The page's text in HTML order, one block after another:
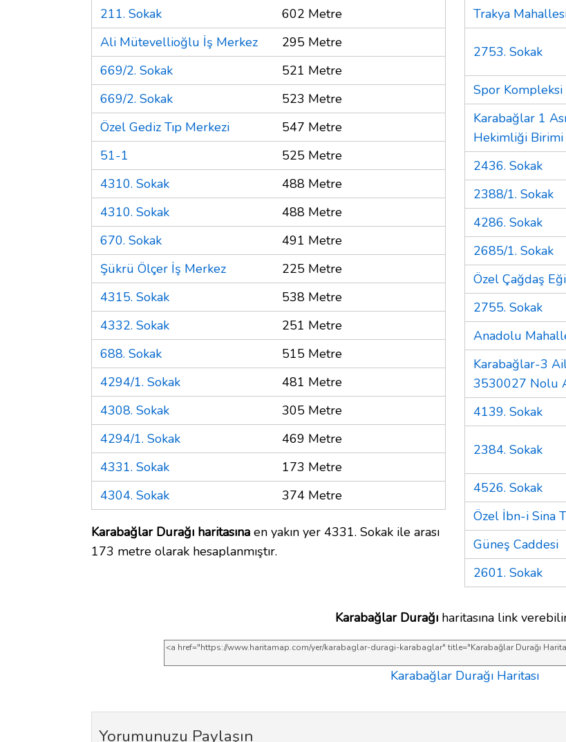
211. Sokak
602 Metre
Ali Mütevellioğlu İş Merkez
295 Metre
669/2. Sokak
521 Metre
669/2. Sokak
523 Metre
Özel Gediz Tıp Merkezi
547 Metre
51-1
525 Metre
4310. Sokak
488 Metre
4310. Sokak
488 Metre
670. Sokak
491 Metre
Şükrü Ölçer İş Merkez
225 Metre
4315. Sokak
538 Metre
4332. Sokak
251 Metre
688. Sokak
515 Metre
4294/1. Sokak
481 Metre
4308. Sokak
305 Metre
4294/1. Sokak
469 Metre
4331. Sokak
173 Metre
4304. Sokak
374 Metre
Karabağlar Durağı haritasına en yakın yer 4331. Sokak ile arası
173 metre olarak hesaplanmıştır.
Trakya
2753. Sokak
Spor Kompleksi
Karabağlar 1
Hekimliği Birimi
2436. Sokak
2388/1. Sokak
4286. Sokak
2685/1. Sokak
Özel Çağdaş
2755. Sokak
Anadolu
Karabağlar-3
3530027 Nolu
4139. Sokak
2384. Sokak
4526. Sokak
Özel İbn-i Sina
Güneş Caddesi
2601. Sokak
Karabağlar Durağı haritasına link
Karabağlar Durağı Haritası
Yorumunuzu Paylaşın